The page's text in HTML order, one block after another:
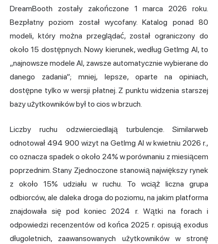
DreamBooth zostały zakończone 1 marca 2026 roku.
Bezpłatny poziom został wycofany. Katalog ponad 80
modeli, który można przeglądać, został ograniczony do
około 15 dostępnych. Nowy kierunek, według GetImg AI, to
„najnowsze modele AI, zawsze automatycznie wybierane do
danego zadania”; mniej, lepsze, oparte na opiniach,
dostępne tylko w wersji płatnej. Z punktu widzenia starszej
bazy użytkowników był to cios w brzuch.
Liczby ruchu odzwierciedlają turbulencje. Similarweb
odnotował 494 900 wizyt na GetImg AI w kwietniu 2026 r.,
co oznacza spadek o około 24% w porównaniu z miesiącem
poprzednim. Stany Zjednoczone stanowią największy rynek
z około 15% udziału w ruchu. To wciąż liczna grupa
odbiorców, ale daleka droga do poziomu, na jakim platforma
znajdowała się pod koniec 2024 r. Wątki na forach i
odpowiedzi recenzentów od końca 2025 r. opisują exodus
długoletnich, zaawansowanych użytkowników w stronę